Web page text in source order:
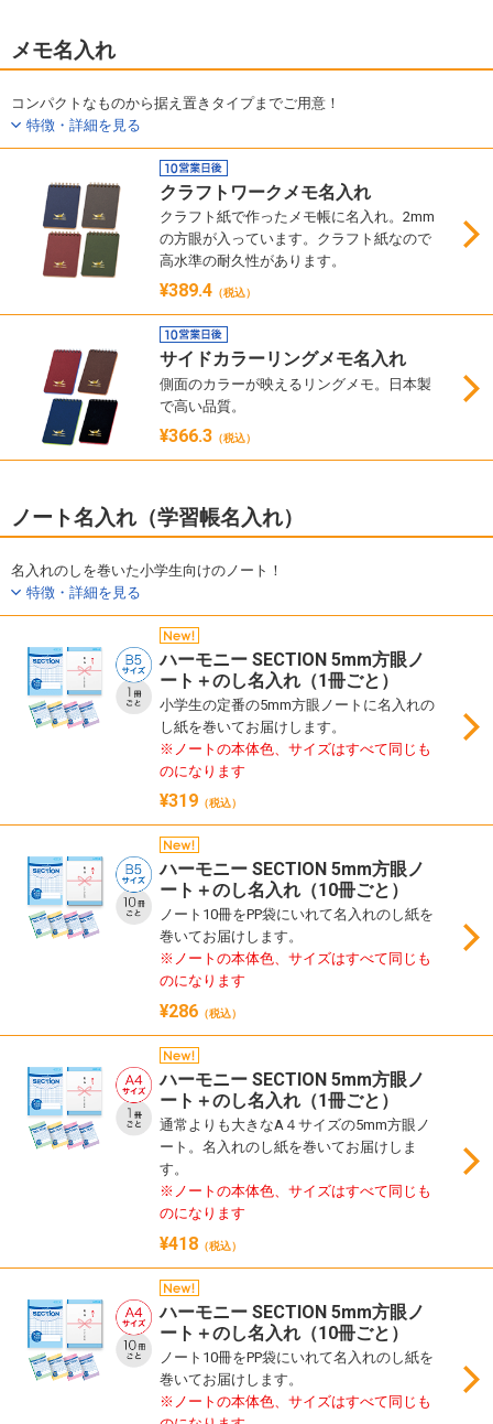
メモ名入れ
コンパクトなものから据え置きタイプまでご用意！
特徴・詳細を見る
クラフトワークメモ名入れ
クラフト紙で作ったメモ帳に名入れ。2mm
の方眼が入っています。クラフト紙なので
高水準の耐久性があります。
¥389.4 （税込）
サイドカラーリングメモ名入れ
側面のカラーが映えるリングメモ。日本製
で高い品質。
¥366.3 （税込）
ノート名入れ（学習帳名入れ）
名入れのしを巻いた小学生向けのノート！
特徴・詳細を見る
ハーモニー SECTION 5mm方眼ノ
ート＋のし名入れ（1冊ごと）
小学生の定番の5mm方眼ノートに名入れの
し紙を巻いてお届けします。
※ノートの本体色、サイズはすべて同じも
のになります
¥319 （税込）
ハーモニー SECTION 5mm方眼ノ
ート＋のし名入れ（10冊ごと）
ノート10冊をPP袋にいれて名入れのし紙を
巻いてお届けします。
※ノートの本体色、サイズはすべて同じも
のになります
¥286 （税込）
ハーモニー SECTION 5mm方眼ノ
ート＋のし名入れ（1冊ごと）
通常よりも大きなA４サイズの5mm方眼ノ
ート。名入れのし紙を巻いてお届けしま
す。
※ノートの本体色、サイズはすべて同じも
のになります
¥418 （税込）
ハーモニー SECTION 5mm方眼ノ
ート＋のし名入れ（10冊ごと）
ノート10冊をPP袋にいれて名入れのし紙を
巻いてお届けします。
※ノートの本体色、サイズはすべて同じも